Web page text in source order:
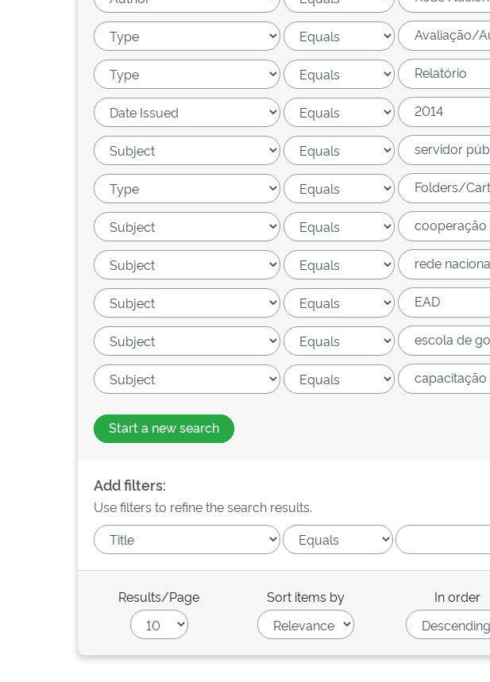
Start a new search
Add filters:
Use filters to refine the search results.
Results/Page Sort items by In order